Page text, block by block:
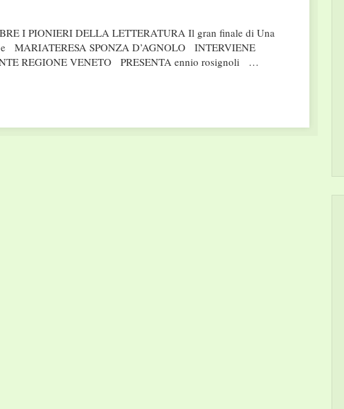
I PIONIERI DELLA LETTERATURA Il gran finale di Una
MARIATERESA SPONZA D’AGNOLO INTERVIENE
REGIONE VENETO PRESENTA ennio rosignoli …